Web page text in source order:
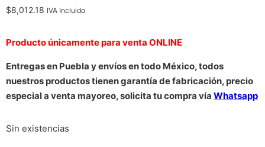
$8,012.18 IVA Incluido
Producto únicamente para venta ONLINE
Entregas en Puebla y envíos en todo México, todos
nuestros productos tienen garantía de fabricación, precio
especial a venta mayoreo, solicita tu compra vía Whatsapp
Sin existencias